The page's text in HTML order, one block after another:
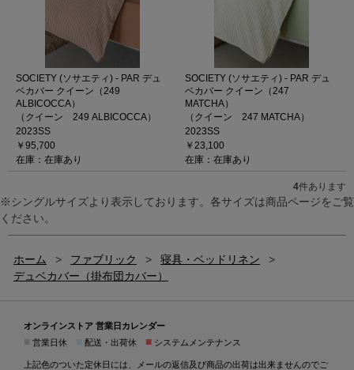
SOCIETY (ソサエティ) - PAR デュ
ベカバー クイーン（249
ALBICOCCA）
（クイーン 249 ALBICOCCA）
2023SS
￥95,700
在庫：在庫あり
SOCIETY (ソサエティ) - PAR デュ
ベカバー クイーン（247
MATCHA）
（クイーン 247 MATCHA）
2023SS
￥23,100
在庫：在庫あり
4件あります
※シングルサイズより表示しております。各サイズは商品ページをご覧
ください。
ホーム > ファブリック > 寝具・ベッドリネン
>
デュベカバー（掛布団カバー）
オンラインストア 営業日カレンダー
営業日休 配送・出荷休 ■ システムメンテナンス
上記色のついた定休日には、メールの返信及び商品の出荷は出来ませんのでご